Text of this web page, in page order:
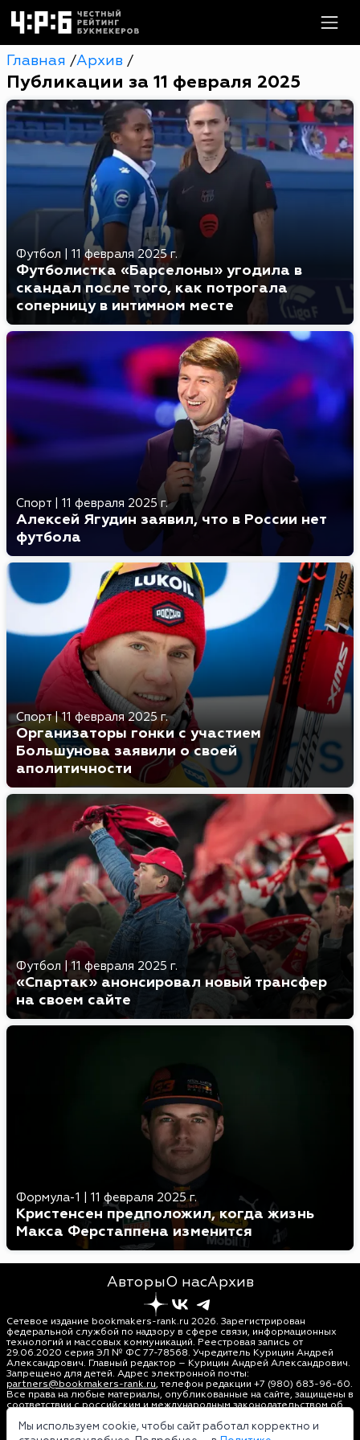
Мы используем cookie, чтобы сайт работал корректно и
Главная /Архив /
Публикации за 11 февраля 2025
Футбол 11 февраля 2025 г.
Футболистка «‎Барселоны» угодила в
скандал после того, как потрогала
соперницу в интимном месте
Спорт 11 февраля 2025 г.
Алексей Ягудин заявил, что в России нет
футбола
Спорт|11 февраля 2025 г.
Организаторы гонки с участием
Большунова заявили о своей
аполитичности
Футбол |11 февраля 2025 г.
«Спартак» анонсировал новый трансфер
на своем сайте
Формула-1 11 февраля 2025 г.
Кристенсен предположил, когда жизнь
Макса Ферстаппена изменится
АвторыО насАрхив
Сетевое издание bookmakers-rank.ru 2026. Зарегистрирован
федеральной службой по надзору в сфере связи, информационных
технологий и массовых коммуникаций. Реестровая запись от
29.06.2020 серия ЭЛ № ФС 77-78568. Учредитель Курицин Андрей
Александрович. Главный редактор – Курицин Андрей Александрович.
Запрещено для детей. Адрес электронной почты:
partners@bookmakers-rank.ru, телефон редакции +7 (980) 683-96-60.
Все права на любые материалы, опубликованные на сайте, защищены в
соответствии с российским и международным законодательством об
фото, аудио и видеоматериалов возможно только с согласия
правообладателя (bookmakers-rank.ru). Персональные данные (ФЗ